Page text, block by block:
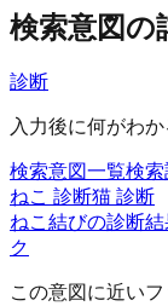
検索意図の
診断
入力後に何がわ
検索意図一覧検索
ねこ 診断猫 診断
ねこ結びの診断結
ク
この意図に近い